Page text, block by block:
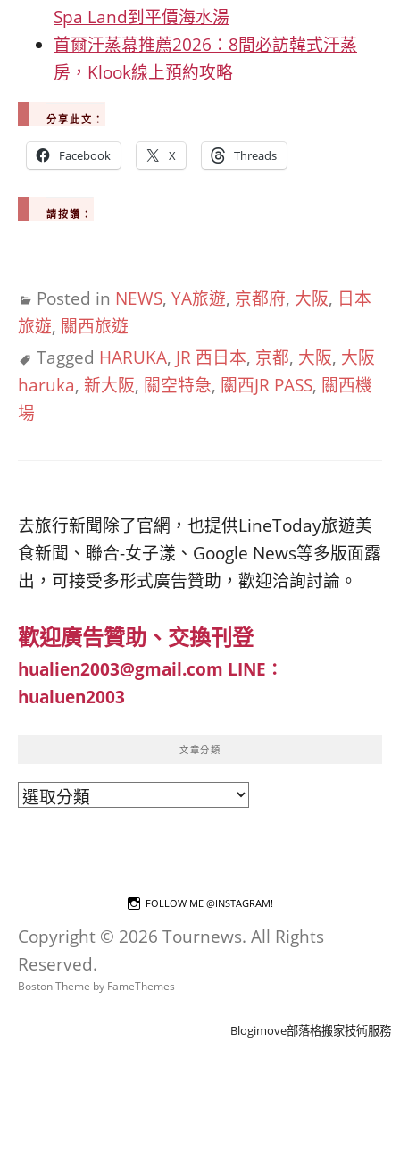
Spa Land到平價海水湯
首爾汗蒸幕推薦2026：8間必訪韓式汗蒸
房，Klook線上預約攻略
分享此文：
Facebook X Threads
請按讚：
Posted in NEWS, YA旅遊, 京都府, 大阪, 日本
旅遊, 關西旅遊
Tagged HARUKA, JR 西日本, 京都, 大阪, 大阪
haruka, 新大阪, 關空特急, 關西JR PASS, 關西機
場
去旅行新聞除了官網，也提供LineToday旅遊美
食新聞、聯合-女子漾、Google News等多版面露
出，可接受多形式廣告贊助，歡迎洽詢討論。
歡迎廣告贊助、交換刊登
hualien2003@gmail.com LINE：
hualuen2003
文章分類
文
FOLLOW ME @INSTAGRAM!
Copyright © 2026 Tournews. All Rights
Reserved.
Boston Theme by FameThemes
Blogimove部落格搬家技術服務